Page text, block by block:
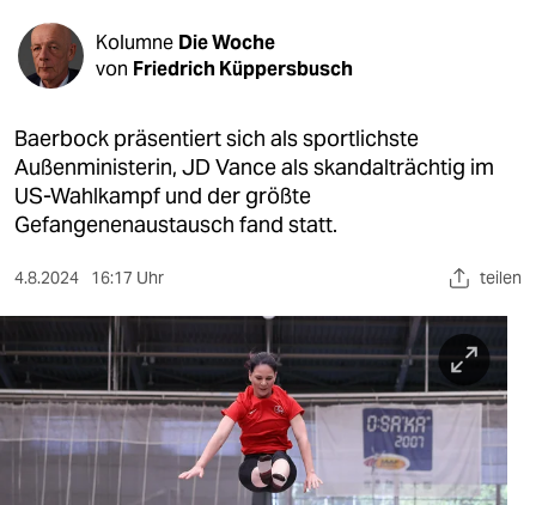
kultur
berlin
nord
wahrheit
verlag
veranstaltungen
shop
Kolumne Die Woche
von Friedrich Küppersbusch
Baerbock präsentiert sich als sportlichste
Außenministerin, JD Vance als skandalträchtig im
US-Wahlkampf und der größte
Gefangenenaustausch fand statt.
4.8.2024 16:17 Uhr teilen